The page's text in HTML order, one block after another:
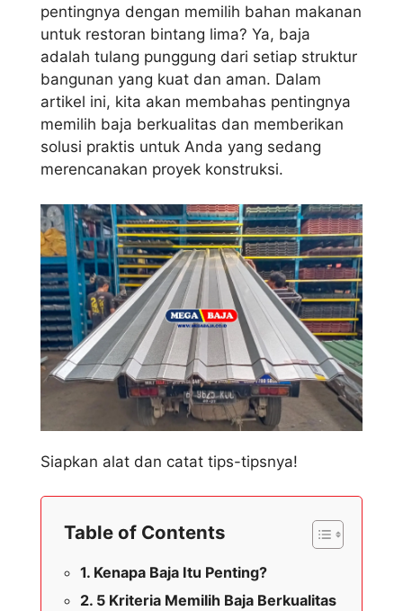
pentingnya dengan memilih bahan makanan
untuk restoran bintang lima? Ya, baja
adalah tulang punggung dari setiap struktur
bangunan yang kuat dan aman. Dalam
artikel ini, kita akan membahas pentingnya
memilih baja berkualitas dan memberikan
solusi praktis untuk Anda yang sedang
merencanakan proyek konstruksi.
Siapkan alat dan catat tips-tipsnya!
Table of Contents
Kenapa Baja Itu Penting?
5 Kriteria Memilih Baja Berkualitas